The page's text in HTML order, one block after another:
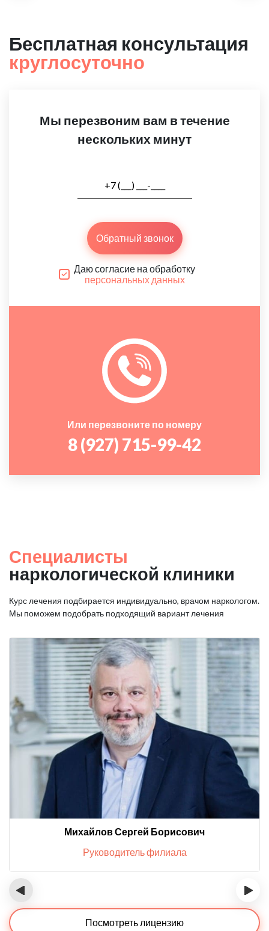
Бесплатная консультация
круглосуточно
Мы перезвоним вам в течение
нескольких минут
Обратный звонок
Даю согласие на обработку
персональных данных
Или перезвоните по номеру
8 (927) 715-99-42
Специалисты
наркологической клиники
Курс лечения подбирается индивидуально, врачом наркологом.
Мы поможем подобрать подходящий вариант лечения
Михайлов Сергей Борисович
Руководитель филиала
‹ ›
Посмотреть лицензию